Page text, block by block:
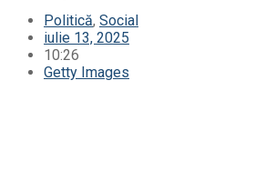
Politică, Social
iulie 13, 2025
10:26
Getty Images